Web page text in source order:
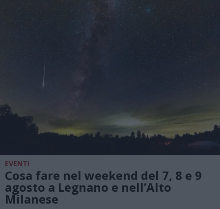
EVENTI
Cosa fare nel weekend del 7, 8 e 9
agosto a Legnano e nell’Alto
Milanese